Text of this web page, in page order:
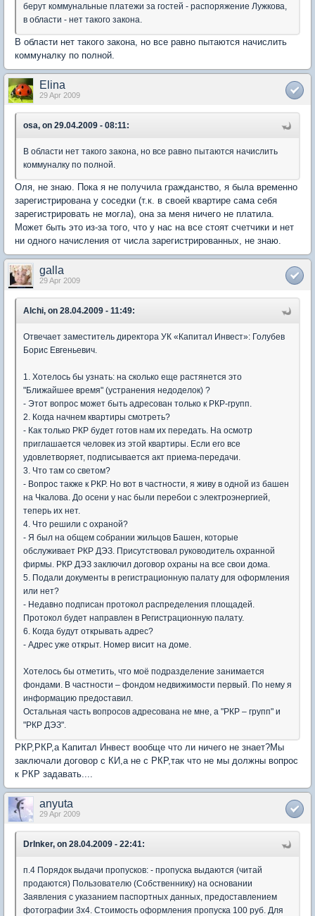
берут коммунальные платежи за гостей - распоряжение Лужкова,
в области - нет такого закона.
В области нет такого закона, но все равно пытаются начислить
коммуналку по полной.
Elina
29 Apr 2009
osa, on 29.04.2009 - 08:11:
В области нет такого закона, но все равно пытаются начислить
коммуналку по полной.
Оля, не знаю. Пока я не получила гражданство, я была временно
зарегистрирована у соседки (т.к. в своей квартире сама себя
зарегистрировать не могла), она за меня ничего не платила.
Может быть это из-за того, что у нас на все стоят счетчики и нет
ни одного начисления от числа зарегистрированных, не знаю.
galla
29 Apr 2009
Alchi, on 28.04.2009 - 11:49:
Отвечает заместитель директора УК «Капитал Инвест»: Голубев
Борис Евгеньевич.
1. Хотелось бы узнать: на сколько еще растянется это
"Ближайшее время" (устранения недоделок) ?
- Этот вопрос может быть адресован только к РКР-групп.
2. Когда начнем квартиры смотреть?
- Как только РКР будет готов нам их передать. На осмотр
приглашается человек из этой квартиры. Если его все
удовлетворяет, подписывается акт приема-передачи.
3. Что там со светом?
- Вопрос также к РКР. Но вот в частности, я живу в одной из башен
на Чкалова. До осени у нас были перебои с электроэнергией,
теперь их нет.
4. Что решили с охраной?
- Я был на общем собрании жильцов Башен, которые
обслуживает РКР ДЭЗ. Присутствовал руководитель охранной
фирмы. РКР ДЭЗ заключил договор охраны на все свои дома.
5. Подали документы в регистрационную палату для оформления
или нет?
- Недавно подписан протокол распределения площадей.
Протокол будет направлен в Регистрационную палату.
6. Когда будут открывать адрес?
- Адрес уже открыт. Номер висит на доме.
Хотелось бы отметить, что моё подразделение занимается
фондами. В частности – фондом недвижимости первый. По нему я
информацию предоставил.
Остальная часть вопросов адресована не мне, а "РКР – групп" и
"РКР ДЭЗ".
РКР,РКР,а Капитал Инвест вообще что ли ничего не знает?Мы
заключали договор с КИ,а не с РКР,так что не мы должны вопрос
к РКР задавать....
anyuta
29 Apr 2009
DrInker, on 28.04.2009 - 22:41:
п.4 Порядок выдачи пропусков: - пропуска выдаются (читай
продаются) Пользователю (Собственнику) на основании
Заявления с указанием паспортных данных, предоставлением
фотографии 3х4. Стоимость оформления пропуска 100 руб. Для